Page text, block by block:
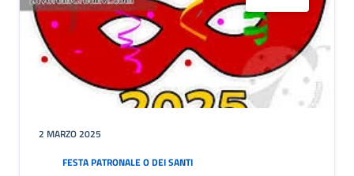
2 MARZO 2025
FESTA PATRONALE O DEI SANTI